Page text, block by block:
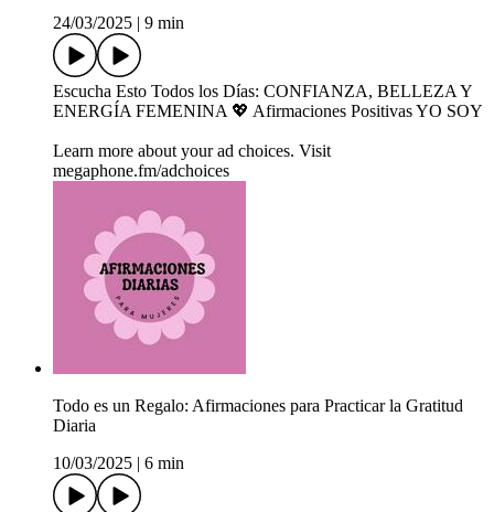
24/03/2025
9 min
Escucha Esto Todos los Días: CONFIANZA, BELLEZA Y
ENERGÍA FEMENINA 💖 Afirmaciones Positivas YO SOY
Learn more about your ad choices. Visit
megaphone.fm/adchoices
Todo es un Regalo: Afirmaciones para Practicar la Gratitud
Diaria
10/03/2025
6 min